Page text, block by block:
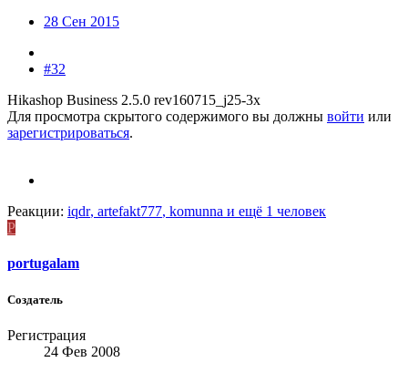
28 Сен 2015
#32
Hikashop Business 2.5.0 rev160715_j25-3x
Для просмотра скрытого содержимого вы должны войти или
зарегистрироваться.
Реакции: iqdr, artefakt777, komunna и ещё 1 человек
P
portugalam
Создатель
Регистрация
24 Фев 2008